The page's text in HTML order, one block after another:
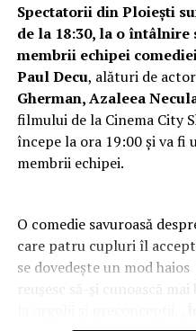
Spectatorii din Ploiești
de la 18:30, la o întâlnire
membrii echipei
Paul Decu, alături de
Gherman, Azaleea
filmului de la Cinema City
începe la ora 19:00 și va fi
membrii echipei.
O comedie savuroasă
care patru cupluri îl
se dovedește un mod
reușesc să-și cunoască